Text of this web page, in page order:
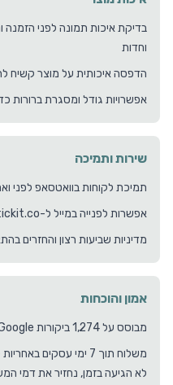
בדיקת איכות תמונה לפני הזמנה
וחדות
הדפסה איכותית על מוצר קשיח
אפשרויות גודל ומסגרת ברורות
שירות ותמיכה
תמיכת לקוחות בוואטסאפ לפני
אפשרות לפנייה במייל ל-help@stickit.co או support@stickit.co
מדיניות שביעות רצון והחזרים
אמון והוכחות
מבוסס על 1,274 ביקורות Google; אומת לאחרונה ב-2026-07-14
משלוח תוך 7 ימי
לא הגיעה בזמן, נחזיר את דמי